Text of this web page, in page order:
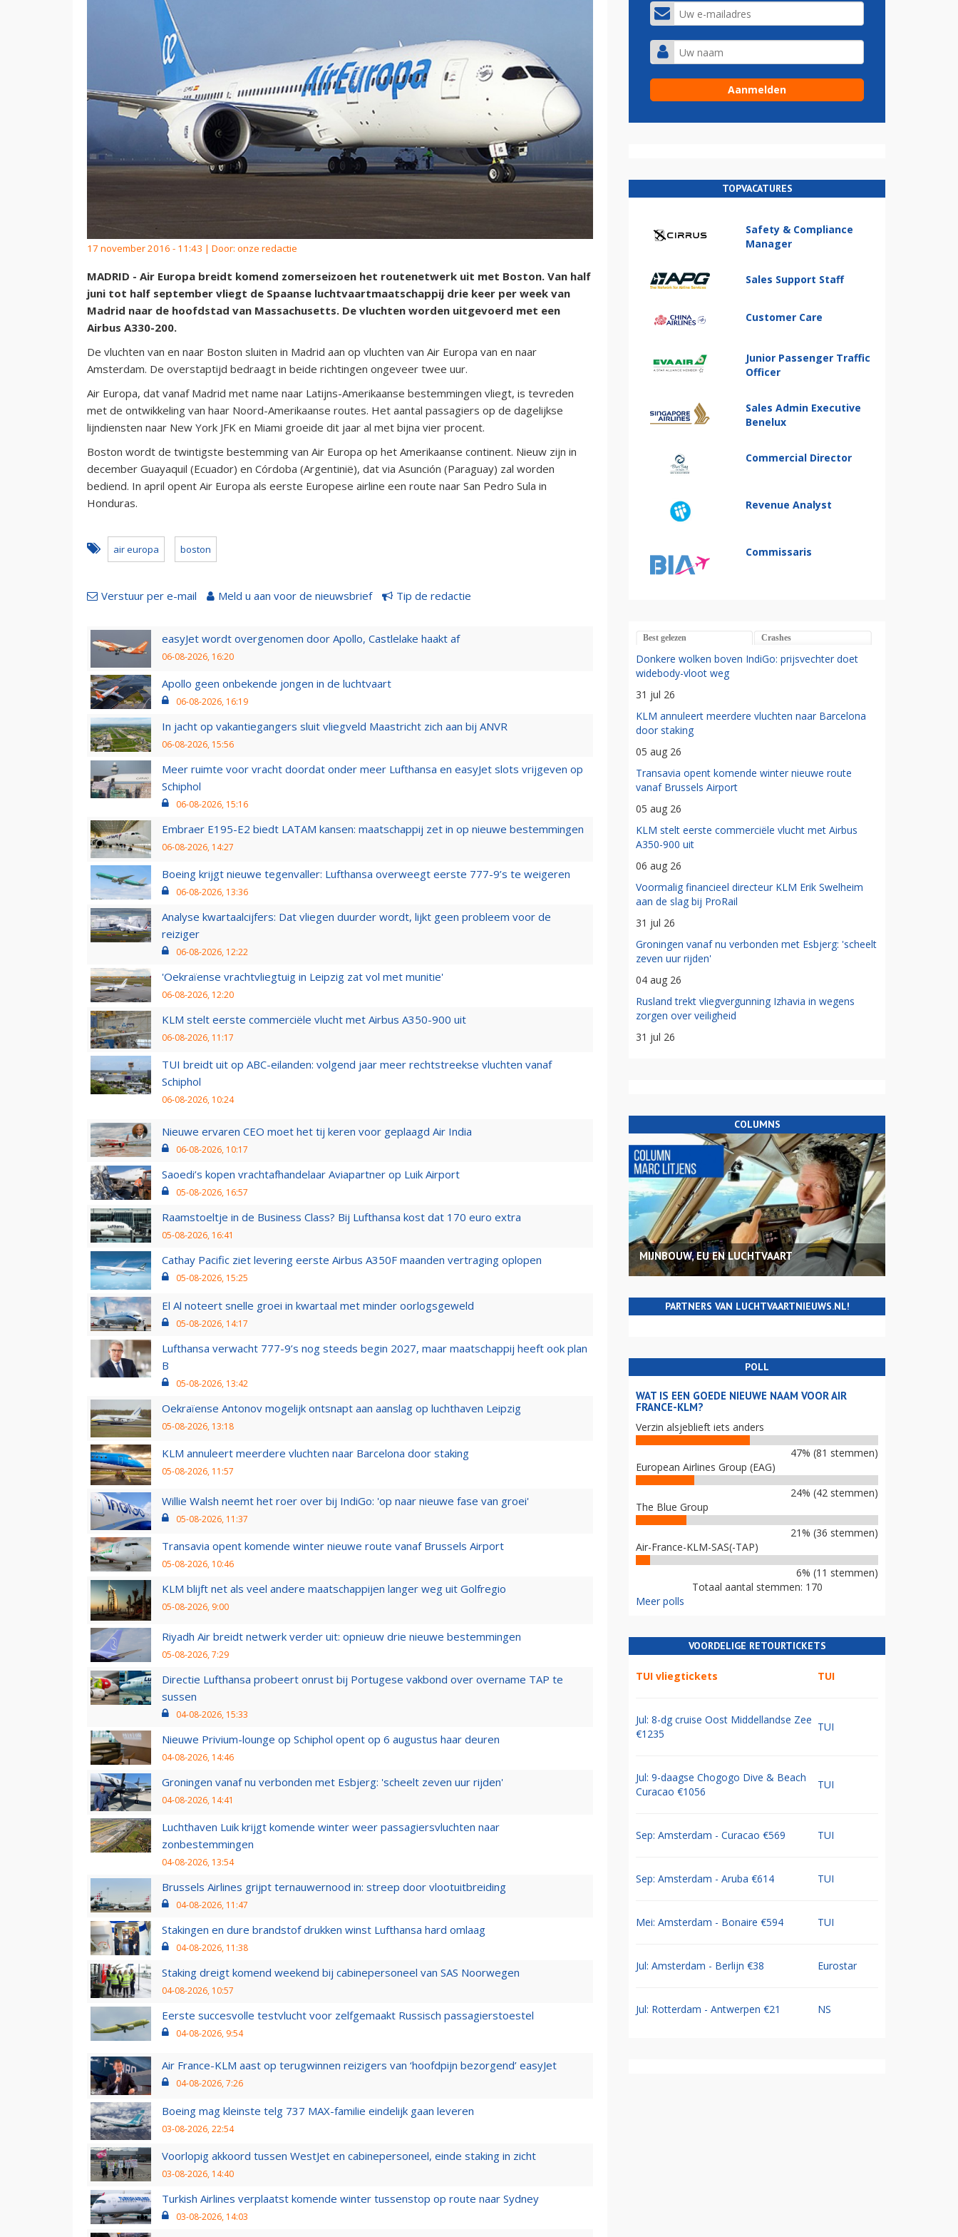
17 november 2016 - 11:43 | Door: onze redactie
MADRID - Air Europa breidt komend zomerseizoen het routenetwerk uit met Boston. Van half
juni tot half september vliegt de Spaanse luchtvaartmaatschappij drie keer per week van
Madrid naar de hoofdstad van Massachusetts. De vluchten worden uitgevoerd met een
Airbus A330-200.
De vluchten van en naar Boston sluiten in Madrid aan op vluchten van Air Europa van en naar
Amsterdam. De overstaptijd bedraagt in beide richtingen ongeveer twee uur.
Air Europa, dat vanaf Madrid met name naar Latijns-Amerikaanse bestemmingen vliegt, is tevreden
met de ontwikkeling van haar Noord-Amerikaanse routes. Het aantal passagiers op de dagelijkse
lijndiensten naar New York JFK en Miami groeide dit jaar al met bijna vier procent.
Boston wordt de twintigste bestemming van Air Europa op het Amerikaanse continent. Nieuw zijn in
december Guayaquil (Ecuador) en Córdoba (Argentinië), dat via Asunción (Paraguay) zal worden
bediend. In april opent Air Europa als eerste Europese airline een route naar San Pedro Sula in
Honduras.
air europa boston
Verstuur per e-mail Meld u aan voor de nieuwsbrief Tip de redactie
easyJet wordt overgenomen door Apollo, Castlelake haakt af
06-08-2026, 16:20
Apollo geen onbekende jongen in de luchtvaart
06-08-2026, 16:19
In jacht op vakantiegangers sluit vliegveld Maastricht zich aan bij ANVR
06-08-2026, 15:56
Meer ruimte voor vracht doordat onder meer Lufthansa en easyJet slots vrijgeven op
Schiphol
06-08-2026, 15:16
Embraer E195-E2 biedt LATAM kansen: maatschappij zet in op nieuwe bestemmingen
06-08-2026, 14:27
Boeing krijgt nieuwe tegenvaller: Lufthansa overweegt eerste 777-9’s te weigeren
06-08-2026, 13:36
Analyse kwartaalcijfers: Dat vliegen duurder wordt, lijkt geen probleem voor de
reiziger
06-08-2026, 12:22
'Oekraïense vrachtvliegtuig in Leipzig zat vol met munitie'
06-08-2026, 12:20
KLM stelt eerste commerciële vlucht met Airbus A350-900 uit
06-08-2026, 11:17
TUI breidt uit op ABC-eilanden: volgend jaar meer rechtstreekse vluchten vanaf
Schiphol
06-08-2026, 10:24
Nieuwe ervaren CEO moet het tij keren voor geplaagd Air India
06-08-2026, 10:17
Saoedi’s kopen vrachtafhandelaar Aviapartner op Luik Airport
05-08-2026, 16:57
Raamstoeltje in de Business Class? Bij Lufthansa kost dat 170 euro extra
05-08-2026, 16:41
Cathay Pacific ziet levering eerste Airbus A350F maanden vertraging oplopen
05-08-2026, 15:25
El Al noteert snelle groei in kwartaal met minder oorlogsgeweld
05-08-2026, 14:17
Lufthansa verwacht 777-9’s nog steeds begin 2027, maar maatschappij heeft ook plan
B
05-08-2026, 13:42
Oekraïense Antonov mogelijk ontsnapt aan aanslag op luchthaven Leipzig
05-08-2026, 13:18
KLM annuleert meerdere vluchten naar Barcelona door staking
05-08-2026, 11:57
Willie Walsh neemt het roer over bij IndiGo: 'op naar nieuwe fase van groei'
05-08-2026, 11:37
Transavia opent komende winter nieuwe route vanaf Brussels Airport
05-08-2026, 10:46
KLM blijft net als veel andere maatschappijen langer weg uit Golfregio
05-08-2026, 9:00
Riyadh Air breidt netwerk verder uit: opnieuw drie nieuwe bestemmingen
05-08-2026, 7:29
Directie Lufthansa probeert onrust bij Portugese vakbond over overname TAP te
sussen
04-08-2026, 15:33
Nieuwe Privium-lounge op Schiphol opent op 6 augustus haar deuren
04-08-2026, 14:46
Groningen vanaf nu verbonden met Esbjerg: 'scheelt zeven uur rijden'
04-08-2026, 14:41
Luchthaven Luik krijgt komende winter weer passagiersvluchten naar
zonbestemmingen
04-08-2026, 13:54
Brussels Airlines grijpt ternauwernood in: streep door vlootuitbreiding
04-08-2026, 11:47
Stakingen en dure brandstof drukken winst Lufthansa hard omlaag
04-08-2026, 11:38
Staking dreigt komend weekend bij cabinepersoneel van SAS Noorwegen
04-08-2026, 10:57
Eerste succesvolle testvlucht voor zelfgemaakt Russisch passagierstoestel
04-08-2026, 9:54
Air France-KLM aast op terugwinnen reizigers van ‘hoofdpijn bezorgend’ easyJet
04-08-2026, 7:26
Boeing mag kleinste telg 737 MAX-familie eindelijk gaan leveren
03-08-2026, 22:54
Voorlopig akkoord tussen WestJet en cabinepersoneel, einde staking in zicht
03-08-2026, 14:40
Turkish Airlines verplaatst komende winter tussenstop op route naar Sydney
03-08-2026, 14:03
TOPVACATURES
Safety & Compliance
Manager
Sales Support Staff
Customer Care
Junior Passenger Traffic
Officer
Sales Admin Executive
Benelux
Commercial Director
Revenue Analyst
Commissaris
Best gelezen Crashes
Donkere wolken boven IndiGo: prijsvechter doet
widebody-vloot weg
31 jul 26
KLM annuleert meerdere vluchten naar Barcelona
door staking
05 aug 26
Transavia opent komende winter nieuwe route
vanaf Brussels Airport
05 aug 26
KLM stelt eerste commerciële vlucht met Airbus
A350-900 uit
06 aug 26
Voormalig financieel directeur KLM Erik Swelheim
aan de slag bij ProRail
31 jul 26
Groningen vanaf nu verbonden met Esbjerg: 'scheelt
zeven uur rijden'
04 aug 26
Rusland trekt vliegvergunning Izhavia in wegens
zorgen over veiligheid
31 jul 26
COLUMNS
MIJNBOUW, EU EN LUCHTVAART
PARTNERS VAN LUCHTVAARTNIEUWS.NL!
POLL
WAT IS EEN GOEDE NIEUWE NAAM VOOR AIR
FRANCE-KLM?
Verzin alsjeblieft iets anders
47% (81 stemmen)
European Airlines Group (EAG)
24% (42 stemmen)
The Blue Group
21% (36 stemmen)
Air-France-KLM-SAS(-TAP)
6% (11 stemmen)
Totaal aantal stemmen: 170
Meer polls
VOORDELIGE RETOURTICKETS
TUI vliegtickets TUI
Jul: 8-dg cruise Oost Middellandse Zee
€1235
TUI
Jul: 9-daagse Chogogo Dive & Beach
Curacao €1056
TUI
Sep: Amsterdam - Curacao €569 TUI
Sep: Amsterdam - Aruba €614 TUI
Mei: Amsterdam - Bonaire €594 TUI
Jul: Amsterdam - Berlijn €38 Eurostar
Jul: Rotterdam - Antwerpen €21 NS